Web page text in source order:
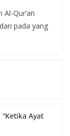
Qur’an
pada yang
Ayat